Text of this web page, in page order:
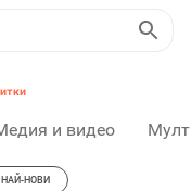
и видео
НАЙ-НОВИ